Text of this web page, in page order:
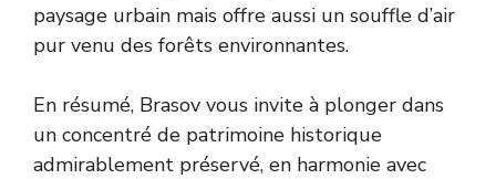
paysage urbain mais offre aussi un souffle d’air
pur venu des forêts environnantes.
En résumé, Brasov vous invite à plonger dans
un concentré de patrimoine historique
admirablement préservé, en harmonie avec